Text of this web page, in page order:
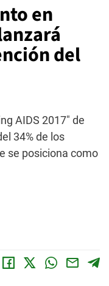
en
del
AIDS 2017" de
34% de los
se posiciona como